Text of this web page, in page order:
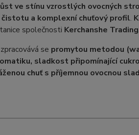
ve stínu vzrostlých ovocných
a komplexní chuťový profil.
společnosti Kerchanshe Trading.
se promytou metodou
sladkost připomínající
chuť s příjemnou ovocnou